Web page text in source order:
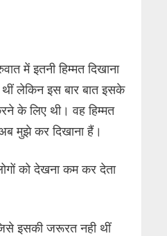
में इतनी हिम्मत दिखाना
लेकिन इस बार बात इसके
के लिए थी। वह हिम्मत
मुझे कर दिखाना हैं।
को देखना कम कर देता
इसकी जरूरत नही थीं